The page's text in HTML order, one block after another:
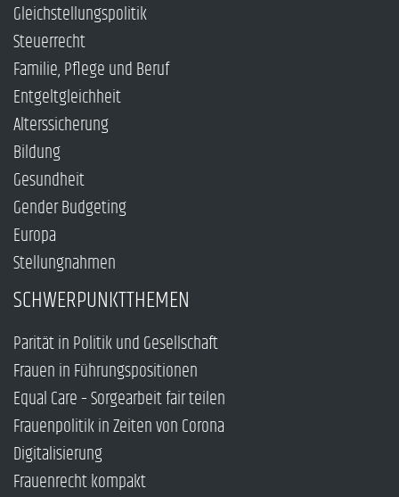
Gleichstellungspolitik
Steuerrecht
Familie, Pflege und Beruf
Entgeltgleichheit
Alterssicherung
Bildung
Gesundheit
Gender Budgeting
Europa
Stellungnahmen
SCHWERPUNKTTHEMEN
Parität in Politik und Gesellschaft
Frauen in Führungspositionen
Equal Care – Sorgearbeit fair teilen
Frauenpolitik in Zeiten von Corona
Digitalisierung
Frauenrecht kompakt